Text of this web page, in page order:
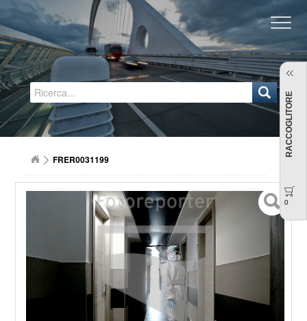
Regione Emilia-Romagna
FRER0031199
RACCOGLITORE
0